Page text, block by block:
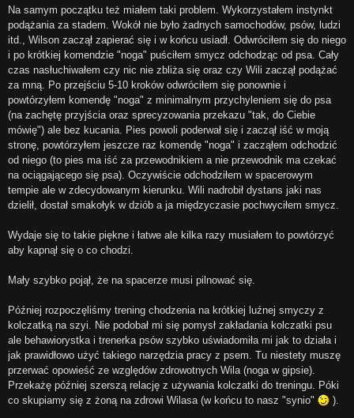
s
Na samym początku też miałem taki problem. Wykorzystałem instynkt
podążania za stadem. Wokół nie było żadnych samochodów, psów, ludzi
itd., Wilson zaczął zapierać się i w końcu usiadł. Odwróciłem się do niego
i po krótkiej komendzie "noga" puściłem smycz odchodząc od psa. Cały
czas nasłuchiwałem czy nic nie zbliża się oraz czy Wili zaczął podążać
za mną. Po przejściu 5-10 kroków odwróciłem się ponownie i
powtórzyłem komendę "noga" z minimalnym przychyleniem się do psa
(na zachętę przyjścia oraz sprecyzowania przekazu "tak, do Ciebie
mówię") ale bez kucania. Pies powoli poderwał się i zaczął iść w moją
stronę, powtórzyłem jeszcze raz komendę "noga" i zacząłem odchodzić
od niego (to pies ma iść za przewodnikiem a nie przewodnik ma czekać
na ociągającego się psa). Oczywiście odchodziłem w spacerowym
tempie ale w zdecydowanym kierunku. Wili nadrobił dystans jaki nas
dzielił, dostał smakołyk w dziób a ja międzyczasie pochwyciłem smycz.
Wydaje się to takie piękne i łatwe ale kilka razy musiałem to powtórzyć
aby kapnął się o co chodzi.
Mały szybko pojął, że na spacerze musi pilnować się.
Później rozpoczęliśmy trening chodzenia na krótkiej luźnej smyczy z
kolczatką na szyi. Nie podobał mi się pomysł zakładania kolczatki psu
ale behawiorystka i trenerka psów szybko uświadomiła mi jak to działa i
jak prawidłowo użyć takiego narzędzia pracy z psem. Tu niestety muszę
przerwać opowieść ze względów zdrowotnych Wila (noga w gipsie).
Przekażę później szerszą relację z używania kolczatki do treningu. Póki
co skupiamy się z żoną na zdrowi Wilasa (w końcu to nasz "synio"
).